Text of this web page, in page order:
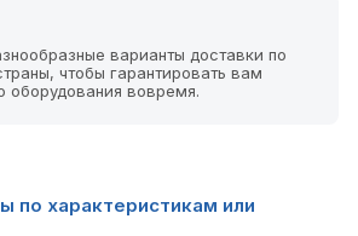
варианты доставки по
чтобы гарантировать вам
оборудования вовремя.
по характеристикам или